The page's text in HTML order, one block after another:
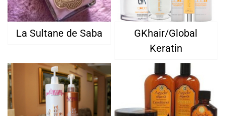
La Sultane de Saba
GKhair/Global
Keratin